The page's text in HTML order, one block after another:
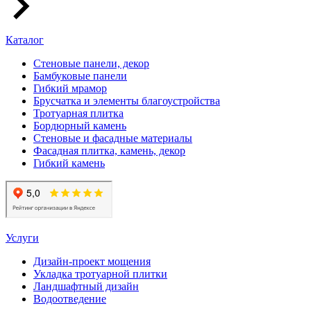
Каталог
Стеновые панели, декор
Бамбуковые панели
Гибкий мрамор
Брусчатка и элементы благоустройства
Тротуарная плитка
Бордюрный камень
Стеновые и фасадные материалы
Фасадная плитка, камень, декор
Гибкий камень
Услуги
Дизайн-проект мощения
Укладка тротуарной плитки
Ландшафтный дизайн
Водоотведение